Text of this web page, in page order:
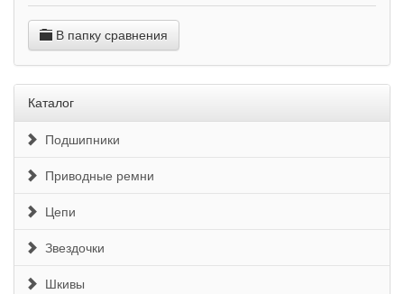
В папку сравнения
Каталог
Подшипники
Приводные ремни
Цепи
Звездочки
Шкивы